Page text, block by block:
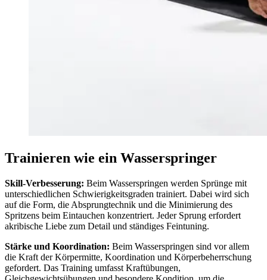
Trainieren wie ein Wasserspringer
Skill-Verbesserung: Beim Wasserspringen werden Sprünge mit
unterschiedlichen Schwierigkeitsgraden trainiert. Dabei wird sich
auf die Form, die Absprungtechnik und die Minimierung des
Spritzens beim Eintauchen konzentriert. Jeder Sprung erfordert
akribische Liebe zum Detail und ständiges Feintuning.
Stärke und Koordination: Beim Wasserspringen sind vor allem
die Kraft der Körpermitte, Koordination und Körperbeherrschung
gefordert. Das Training umfasst Kraftübungen,